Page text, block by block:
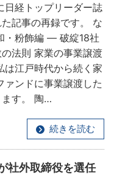
日経トップリーダー誌
記事の再録です。 な
・粉飾編 ― 破綻18社
法則 家業の事業譲渡
は江戸時代から続く家
ァンドに事業譲渡した
ます。 陶…
続きを読む
社外取締役を選任